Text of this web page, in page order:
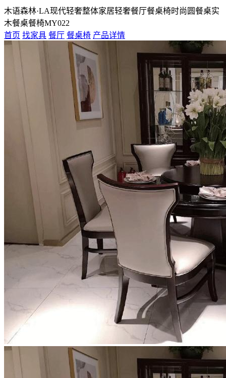
木语森林·LA现代轻奢整体家居轻奢餐厅餐桌椅时尚圆餐桌实
木餐桌餐椅MY022
首页 找家具 餐厅 餐桌椅 产品详情